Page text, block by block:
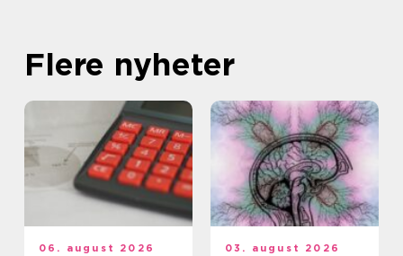
Flere nyheter
06. august 2026 03. august 2026